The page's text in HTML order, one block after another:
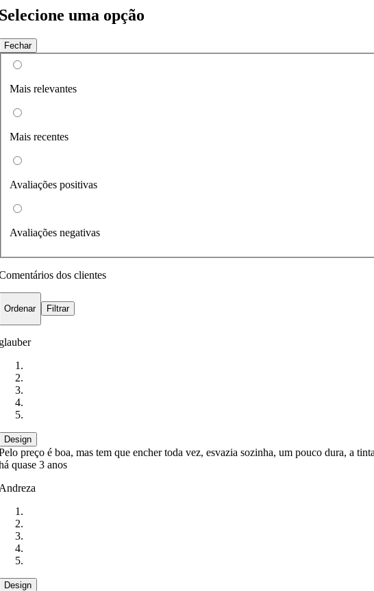
Selecione uma opção
Fechar
Mais relevantes
Mais recentes
Avaliações positivas
Avaliações negativas
dos clientes
Ordenar Filtrar
glauber
Design
preço é boa, mas tem que encher toda vez, esvazia sozinha, um pouco dura, a
quase 3 anos
Andreza
Design